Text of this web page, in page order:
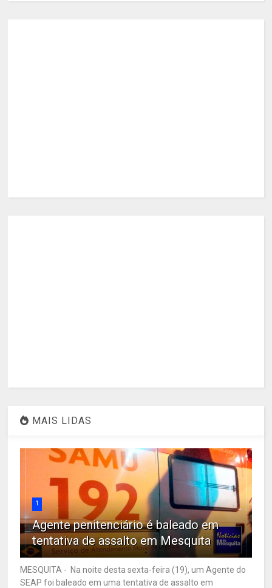
MAIS LIDAS
1
Agente penitenciário é baleado em
tentativa de assalto em Mesquita
MESQUITA - Na noite desta sexta-feira (19), um Agente do
SEAP foi baleado em uma tentativa de assalto em